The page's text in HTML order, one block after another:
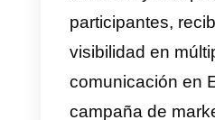
crearon una
encontrar las
viajes